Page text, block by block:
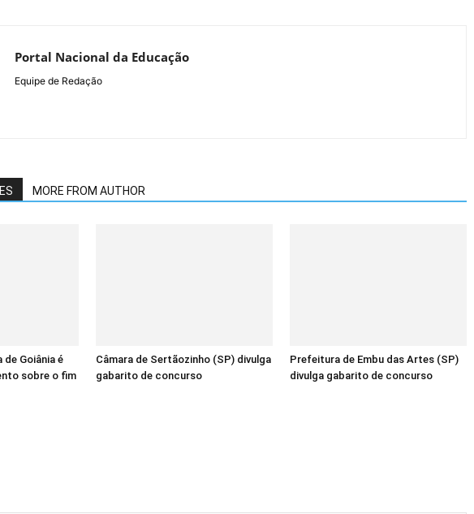
Portal Nacional da Educação
Equipe de Redação
MORE FROM AUTHOR
de Goiânia é
sobre o fim
Câmara de Sertãozinho (SP) divulga
gabarito de concurso
Prefeitura de Embu das Artes (SP)
divulga gabarito de concurso